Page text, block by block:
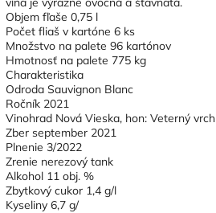
Objem fľaše 0,75 l
Počet fliaš v kartóne 6 ks
Množstvo na palete 96 kartónov
Hmotnosť na palete 775 kg
Charakteristika
Odroda Sauvignon Blanc
Ročník 2021
Vinohrad Nová Vieska, hon: Veterný vrch
Zber september 2021
Plnenie 3/2022
Zrenie nerezový tank
Alkohol 11 obj. %
Zbytkový cukor 1,4 g/l
Kyseliny 6,7 g/